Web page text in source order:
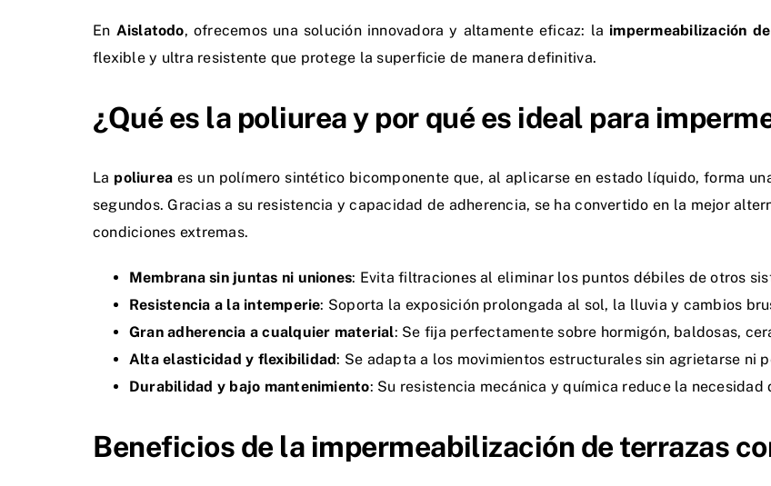
En Aislatodo, ofrecemos una solución innovadora y altamente eficaz: la impermeabilización
flexible y ultra resistente que protege la superficie de manera definitiva.
¿Qué es la poliurea y por qué es ideal para
La poliurea es un polímero sintético bicomponente que, al aplicarse en estado líquido, forma
segundos. Gracias a su resistencia y capacidad de adherencia, se ha convertido en la mejor
condiciones extremas.
Membrana sin juntas ni uniones: Evita filtraciones al eliminar los puntos débiles de otros
Resistencia a la intemperie: Soporta la exposición prolongada al sol, la lluvia y cambios
Gran adherencia a cualquier material: Se fija perfectamente sobre hormigón, baldosas,
Alta elasticidad y flexibilidad: Se adapta a los movimientos estructurales sin agrietarse ni
Durabilidad y bajo mantenimiento: Su resistencia mecánica y química reduce la necesidad
Beneficios de la impermeabilización de terrazas